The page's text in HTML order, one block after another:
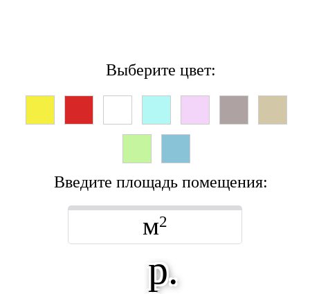
Выберите цвет:
Введите площадь помещения:
м2
р.